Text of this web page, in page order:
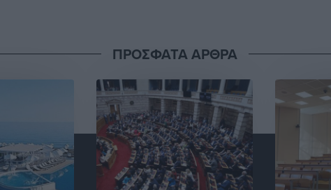
ΠΡΟΣΦΑΤΑ ΑΡΘΡΑ